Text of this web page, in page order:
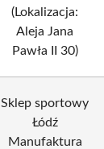
(Lokalizacja:
Aleja Jana
Pawła II 30)
Sklep sportowy
Łódź
Manufaktura